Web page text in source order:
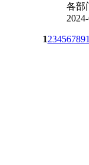
各部
123456789